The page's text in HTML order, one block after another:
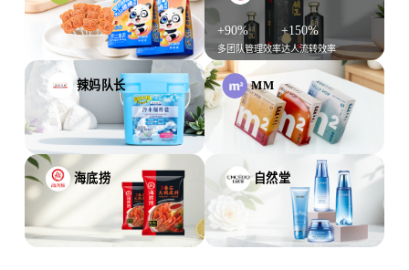
+80% +120%
投放效率
+90%
多团队管理效率
+150%
达人流转效率
辣妈队长
+80%
内部协作效率
+120%
复盘效率
MM
+120%
达人管理效率
-70%
样品损耗成本
海底捞
管理合作单助力销售业绩增长
自然堂
+80%
达人开发效率
+120%
人效提升